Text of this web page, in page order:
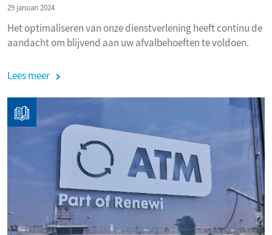
29 januari 2024
Het optimaliseren van onze dienstverlening heeft continu de
aandacht om blijvend aan uw afvalbehoeften te voldoen.
Lees meer